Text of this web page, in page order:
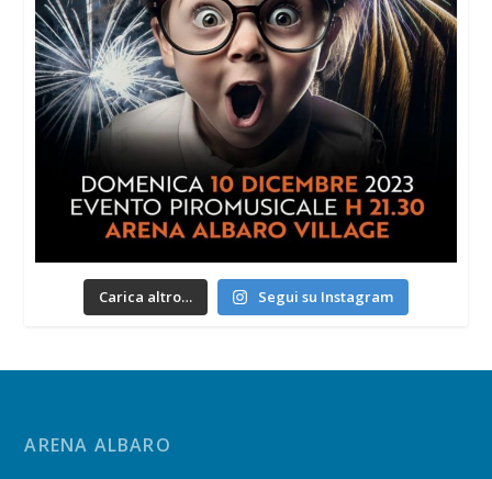
Carica altro… Segui su Instagram
ARENA ALBARO